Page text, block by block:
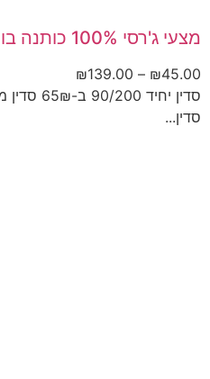
מצעי ג'רסי 100% כותנה בורדו
₪45.00
–
₪139.00
סדין...